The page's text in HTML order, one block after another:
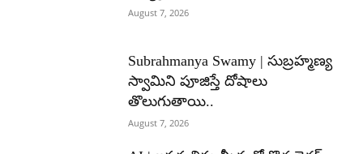
August 7, 2026
Subrahmanya Swamy | సుబ్రహ్మణ్య
స్వామిని పూజిస్తే దోషాలు
తొలుగుతాయి..
August 7, 2026